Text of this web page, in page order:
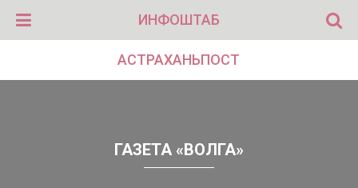
ИНФОШТАБ
АСТРАХАНЬПОСТ
ГАЗЕТА «ВОЛГА»